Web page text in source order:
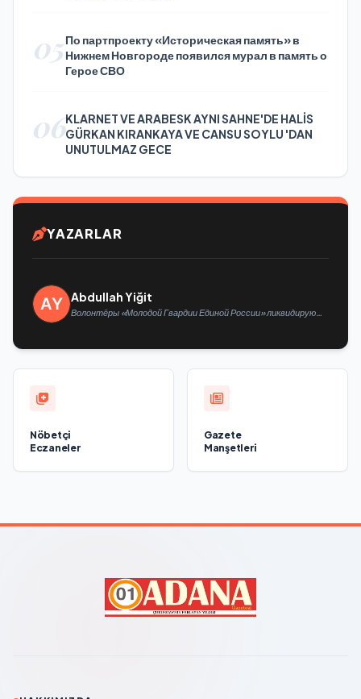
05По партпроекту «Историческая память» в
Нижнем Новгороде появился мурал в память о
Герое СВО
06KLARNET VE ARABESK AYNI SAHNE'DE HALİS
GÜRKAN KIRANKAYA VE CANSU SOYLU 'DAN
UNUTULMAZ GECE
YAZARLAR
Abdullah Yiğit
Волонтёры «Молодой Гвардии Единой России» ликвидируют
Nöbetçi
Eczaneler
Gazete
Manşetleri